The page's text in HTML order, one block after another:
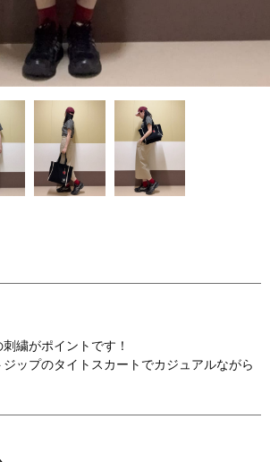
繍がポイントです！
ップのタイトスカートでカジュアルながら